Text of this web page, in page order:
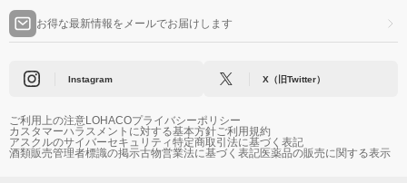
お得な最新情報をメールでお届けします
Instagram X（旧Twitter）
ご利用上の注意LOHACOプライバシーポリシー
カスタマーハラスメントに対する基本方針ご利用規約
アスクルのサイバーセキュリティ特定商取引法に基づく表記
酒類販売管理者標識の掲示古物営業法に基づく表記医薬品の販売に関する表示